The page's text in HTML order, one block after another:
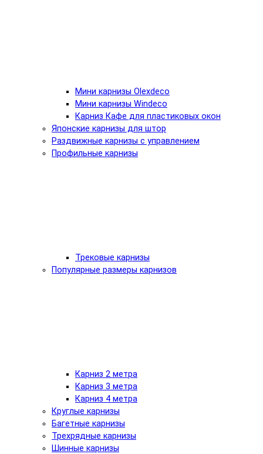
Мини карнизы Olexdeco
Мини карнизы Windeco
Карниз Кафе для пластиковых окон
Японские карнизы для штор
Раздвижные карнизы с управлением
Профильные карнизы
Трековые карнизы
Популярные размеры карнизов
Карниз 2 метра
Карниз 3 метра
Карниз 4 метра
Круглые карнизы
Багетные карнизы
Трехрядные карнизы
Шинные карнизы